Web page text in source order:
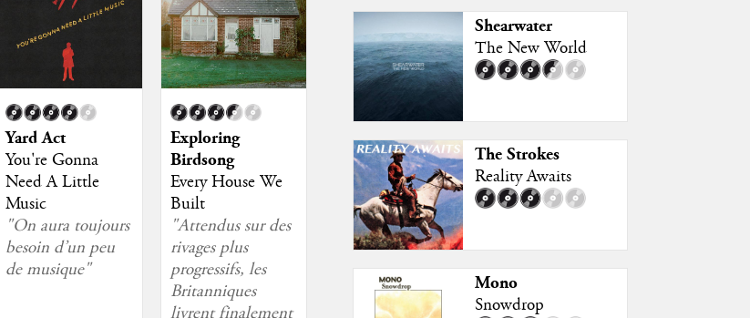
Yard Act
You're Gonna
Need A Little
Music
"On aura toujours
besoin d’un peu
de musique"
Exploring
Birdsong
Every House We
Built
"Attendus sur des
rivages plus
progressifs, les
Britanniques
livrent finalement
Shearwater
The New World
The Strokes
Reality Awaits
Mono
Snowdrop